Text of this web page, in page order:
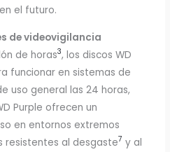
el futuro.
de videovigilancia
de horas3, los discos WD
funcionar en sistemas de
uso general las 24 horas,
Purple ofrecen un
en entornos extremos
resistentes al desgaste7 y al